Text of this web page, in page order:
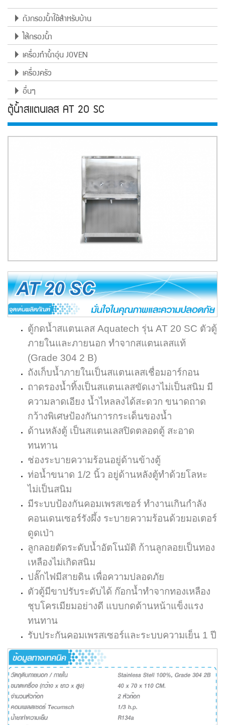
ถังกรองน้ำใช้สำหรับบ้าน
ไส้กรองน้ำ
เครื่องทำน้ำอุ่น JOVEN
เครื่องครัว
อื่นๆ
ตู้น้ำสแตนเลส AT 20 SC
ตู้กดน้ำสแตนเลส Aquatech รุ่น AT 20 SC ตัวตู้
ภายในและภายนอก ทำจากสแตนเลสแท้
(Grade 304 2 B)
ถังเก็บน้ำภายในเป็นสแตนเลสเชื่อมอาร์กอน
ถาดรองน้ำทิ้งเป็นสแตนเลสขัดเงาไม่เป็นสนิม มี
ความลาดเอียง น้ำไหลลงได้สะดวก ขนาดถาด
กว้างพิเศษป้องกันการกระเด็นของน้ำ
ด้านหลังตู้ เป็นสแตนเลสปิดตลอดตู้ สะอาด
ทนทาน
ช่องระบายความร้อนอยู่ด้านข้างตู้
ท่อน้ำขนาด 1/2 นิ้ว อยู่ด้านหลังตู้ทำด้วยโลหะ
ไม่เป็นสนิม
มีระบบป้องกันคอมเพรสเซอร์ ทำงานเกินกำลัง
คอนเดนเซอร์รังผึ้ง ระบายความร้อนด้วยมอเตอร์
ดูดเป่า
ลูกลอยตัดระดับน้ำอัตโนมัติ ก้านลูกลอยเป็นทอง
เหลืองไม่เกิดสนิม
ปลั๊กไฟมีสายดิน เพื่อความปลอดภัย
ตัวตู้มีขาปรับระดับได้ ก๊อกน้ำทำจากทองเหลือง
ชุบโครเมียมอย่างดี แบบกดด้านหน้าแข็งแรง
ทนทาน
รับประกันคอมเพรสเซอร์และระบบความเย็น 1 ปี